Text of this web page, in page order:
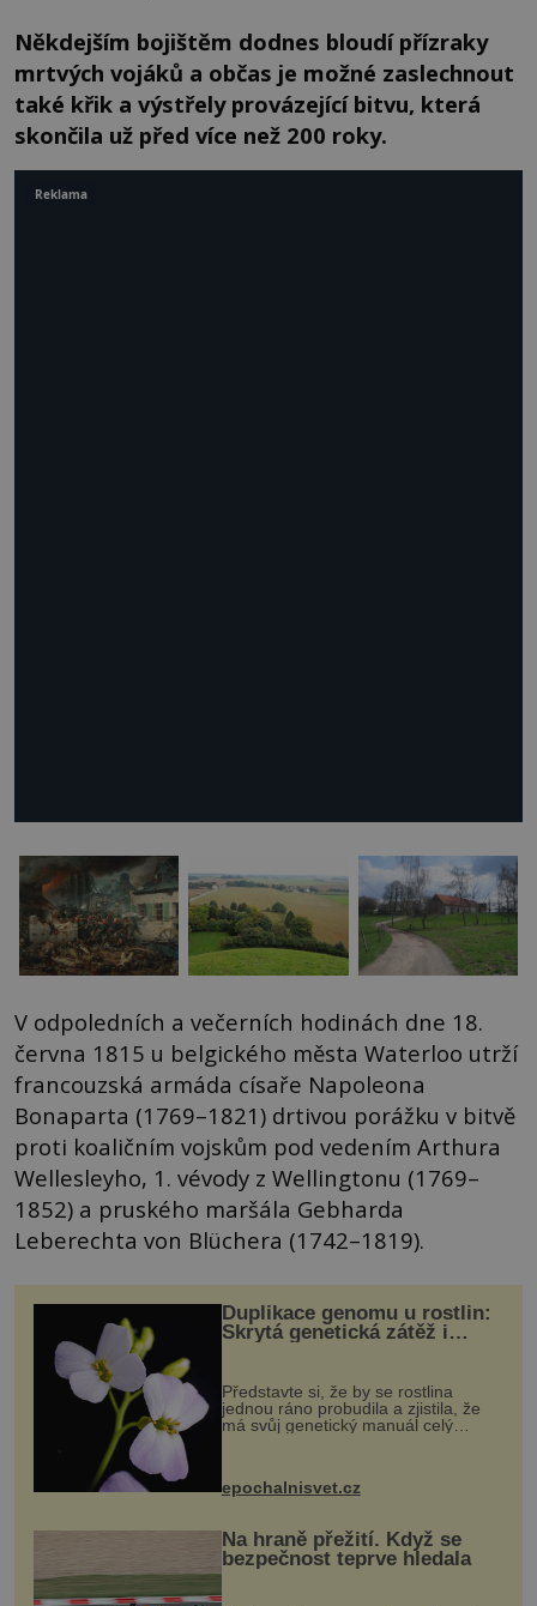
Někdejším bojištěm dodnes bloudí přízraky
mrtvých vojáků a občas je možné zaslechnout
také křik a výstřely provázející bitvu, která
skončila už před více než 200 roky.
V odpoledních a večerních hodinách dne 18.
června 1815 u belgického města Waterloo utrží
francouzská armáda císaře Napoleona
Bonaparta (1769–1821) drtivou porážku v bitvě
proti koaličním vojskům pod vedením Arthura
Wellesleyho, 1. vévody z Wellingtonu (1769–
1852) a pruského maršála Gebharda
Leberechta von Blüchera (1742–1819).
Duplikace genomu u rostlin:
Skrytá genetická zátěž i
Představte si, že by se rostlina
jednou ráno probudila a zjistila, že
má svůj genetický manuál celý
vstupenka...
epochalnisvet.cz
Na hraně přežití. Když se
bezpečnost teprve hledala
Reklama